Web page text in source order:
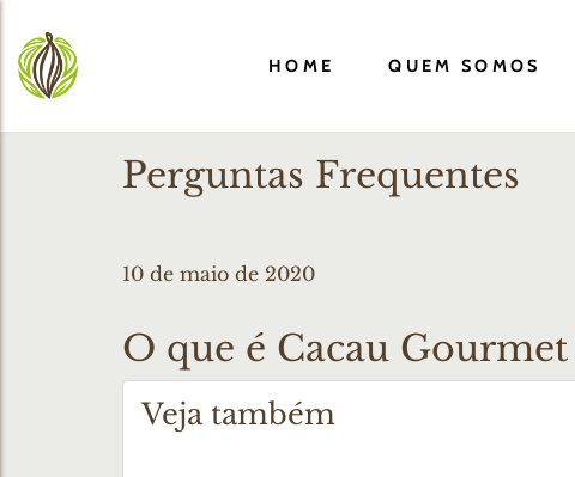
HOME QUEM SOMOS
Perguntas Frequentes
10 de maio de 2020
O que é Cacau
Veja também